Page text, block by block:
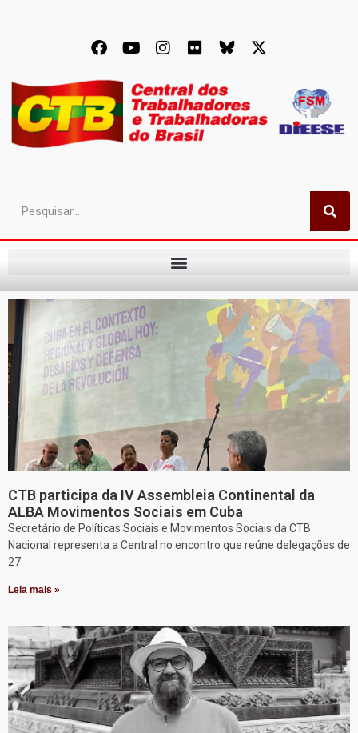
CTB participa da IV Assembleia Continental da
ALBA Movimentos Sociais em Cuba
Secretário de Políticas Sociais e Movimentos Sociais da CTB
Nacional representa a Central no encontro que reúne delegações de
27
Leia mais »